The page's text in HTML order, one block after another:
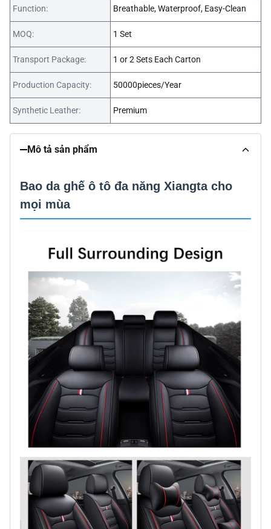
Function: Breathable, Waterproof, Easy-Clean
MOQ: 1 Set
Transport Package: 1 or 2 Sets Each Carton
Production Capacity: 50000pieces/Year
Synthetic Leather: Premium
Mô tả sản phẩm
Bao da ghế ô tô đa năng Xiangta cho
mọi mùa